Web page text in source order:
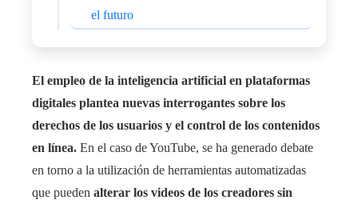
el futuro
El empleo de la inteligencia artificial en plataformas
digitales plantea nuevas interrogantes sobre los
derechos de los usuarios y el control de los contenidos
en línea. En el caso de YouTube, se ha generado debate
en torno a la utilización de herramientas automatizadas
que pueden alterar los videos de los creadores sin